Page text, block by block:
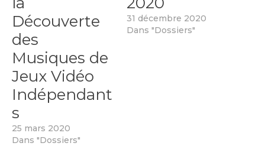
Découverte
des
Musiques de
Jeux Vidéo
Indépendant
s
25 mars 2020
Dans "Dossiers"
31 décembre 2020
Dans "Dossiers"